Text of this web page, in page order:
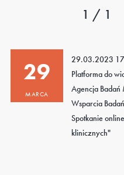
1 / 1
29
MARCA
29.03.2023
Platforma do
Agencja Badań
Wsparcia
Spotkanie
klinicznych"